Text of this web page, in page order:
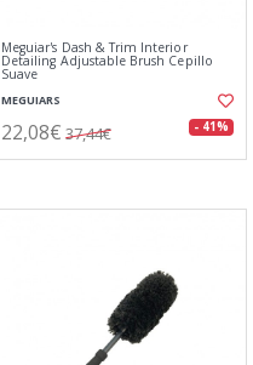
Meguiar's Dash & Trim Interior
Detailing Adjustable Brush Cepillo
Suave
MEGUIARS
22,08€ 37,44€ - 41%